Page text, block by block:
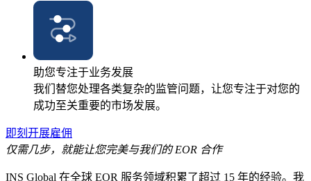
助您专注于业务发展
我们替您处理各类复杂的监管问题，让您专注于对您的
成功至关重要的市场发展。
即刻开展雇佣
仅需几步，就能让您完美与我们的 EOR 合作
INS Global 在全球 EOR 服务领域积累了超过 15 年的经验。我